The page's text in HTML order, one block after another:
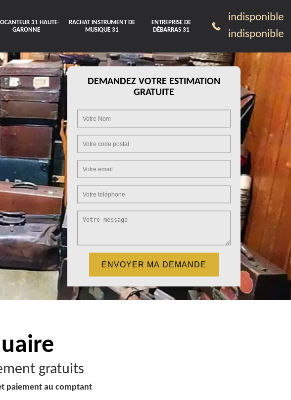
31 HAUTE-
GARONNE
RACHAT INSTRUMENT DE
MUSIQUE 31
ENTREPRISE DE
DÉBARRAS 31
indisponible
indisponible
DEMANDEZ VOTRE ESTIMATION
GRATUITE
gratuits
paiement au comptant